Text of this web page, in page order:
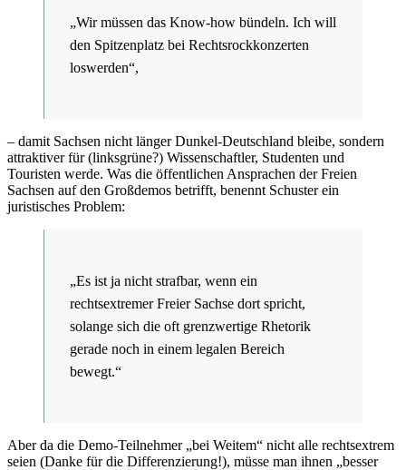
„Wir müssen das Know-how bündeln. Ich will
den Spitzenplatz bei Rechtsrockkonzerten
loswerden“,
– damit Sachsen nicht länger Dunkel-Deutschland bleibe, sondern
attraktiver für (linksgrüne?) Wissenschaftler, Studenten und
Touristen werde. Was die öffentlichen Ansprachen der Freien
Sachsen auf den Großdemos betrifft, benennt Schuster ein
juristisches Problem:
„Es ist ja nicht strafbar, wenn ein
rechtsextremer Freier Sachse dort spricht,
solange sich die oft grenzwertige Rhetorik
gerade noch in einem legalen Bereich
bewegt.“
Aber da die Demo-Teilnehmer „bei Weitem“ nicht alle rechtsextrem
seien (Danke für die Differenzierung!), müsse man ihnen „besser